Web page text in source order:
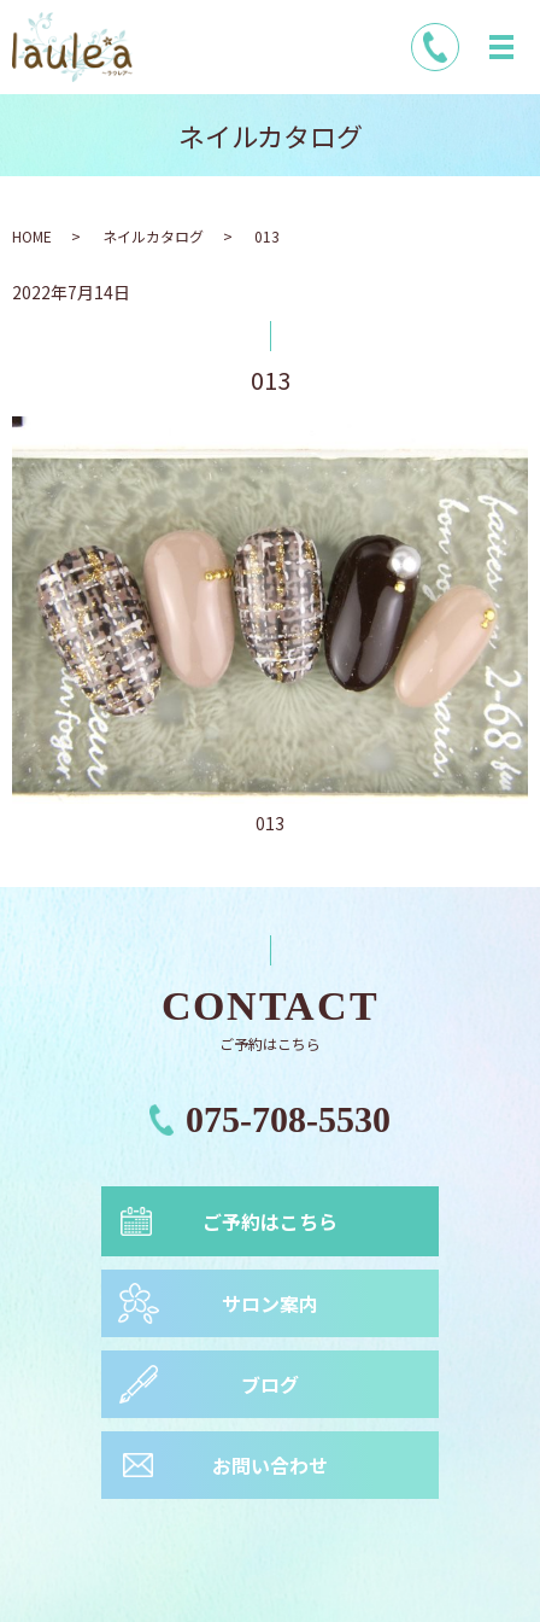
ネイルカタログ
HOME ネイルカタログ 013
2022年7月14日
013
013
CONTACT
ご予約はこちら
075-708-5530
ご予約はこちら
サロン案内
ブログ
お問い合わせ